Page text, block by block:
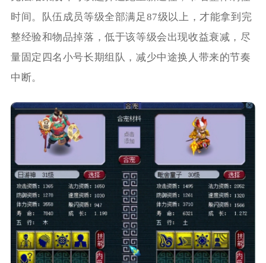
时间。队伍成员等级全部满足87级以上，才能拿到完
整经验和物品掉落，低于该等级会出现收益衰减，尽
量固定四名小号长期组队，减少中途换人带来的节奏
中断。